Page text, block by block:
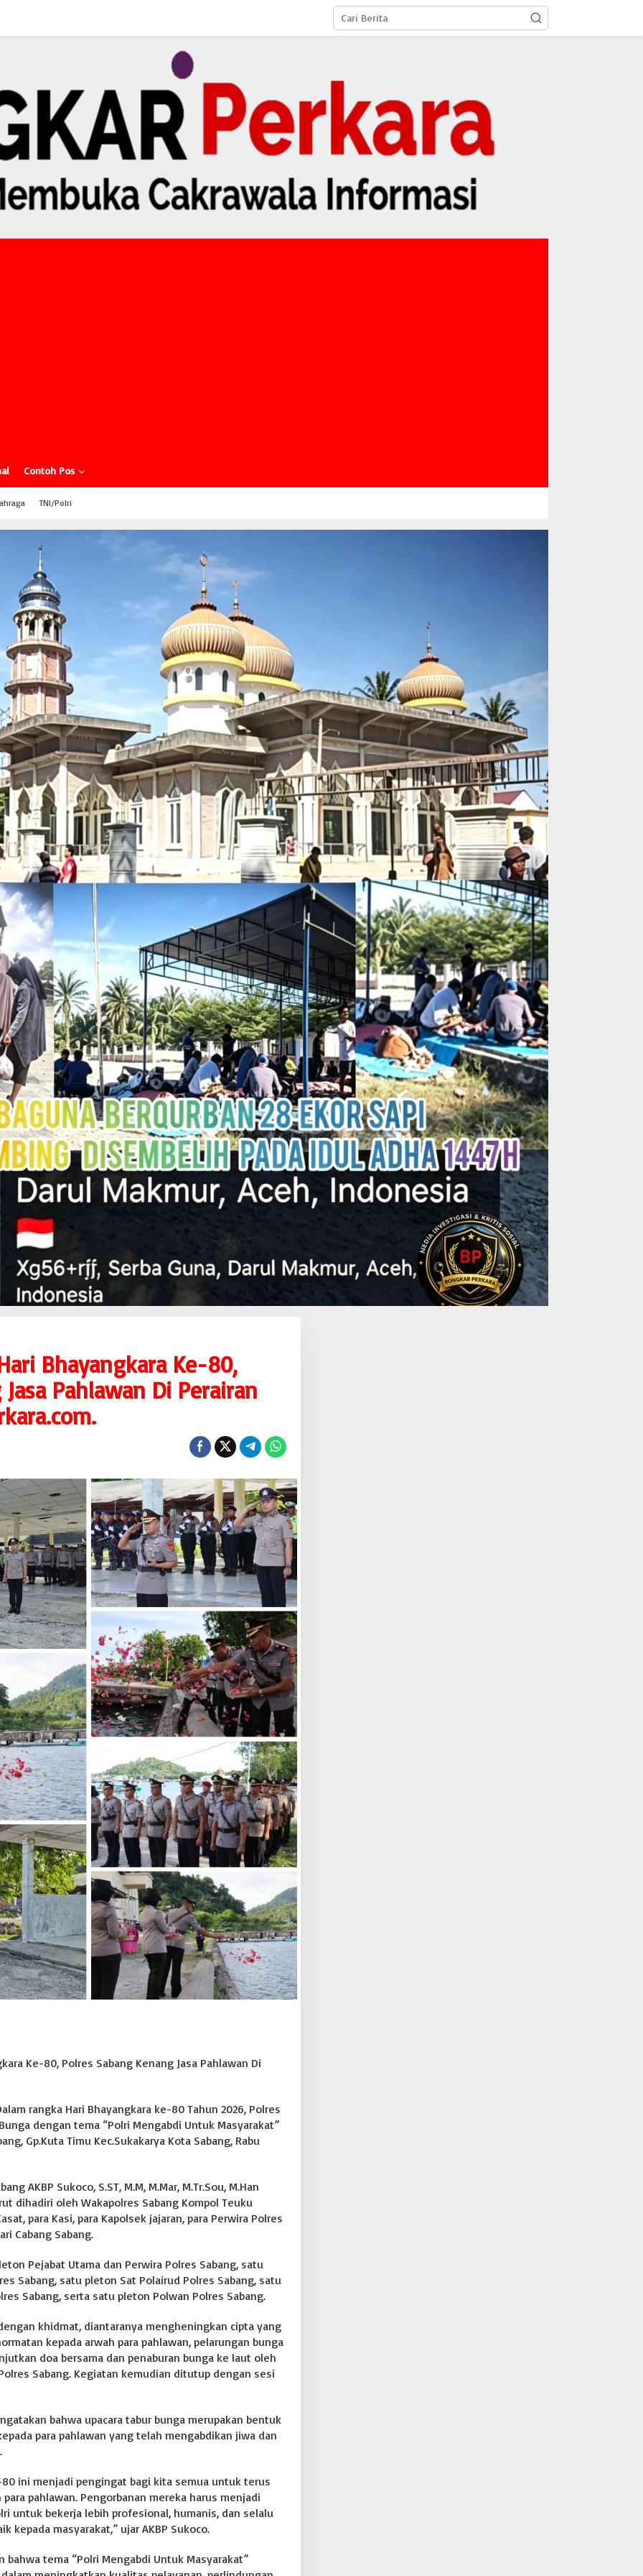
Contoh Pos
TNI/Polri
Bhayangkara Ke-80,
Pahlawan Di Perairan
Ke-80, Polres Sabang Kenang Jasa Pahlawan Di
rangka Hari Bhayangkara ke-80 Tahun 2026, Polres
dengan tema “Polri Mengabdi Untuk Masyarakat”
Gp.Kuta Timu Kec.Sukakarya Kota Sabang, Rabu
AKBP Sukoco, S.ST, M.M, M.Mar, M.Tr.Sou, M.Han
dihadiri oleh Wakapolres Sabang Kompol Teuku
para Kasi, para Kapolsek jajaran, para Perwira Polres
Cabang Sabang.
Pejabat Utama dan Perwira Polres Sabang, satu
Sabang, satu pleton Sat Polairud Polres Sabang, satu
Sabang, serta satu pleton Polwan Polres Sabang.
khidmat, diantaranya mengheningkan cipta yang
kepada arwah para pahlawan, pelarungan bunga
doa bersama dan penaburan bunga ke laut oleh
Sabang. Kegiatan kemudian ditutup dengan sesi
bahwa upacara tabur bunga merupakan bentuk
para pahlawan yang telah mengabdikan jiwa dan
ini menjadi pengingat bagi kita semua untuk terus
pahlawan. Pengorbanan mereka harus menjadi
untuk bekerja lebih profesional, humanis, dan selalu
kepada masyarakat,” ujar AKBP Sukoco.
bahwa tema “Polri Mengabdi Untuk Masyarakat”